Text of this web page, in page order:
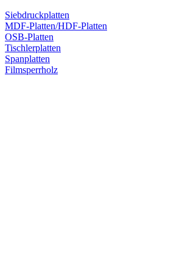
Siebdruckplatten
MDF-Platten/HDF-Platten
OSB-Platten
Tischlerplatten
Spanplatten
Filmsperrholz